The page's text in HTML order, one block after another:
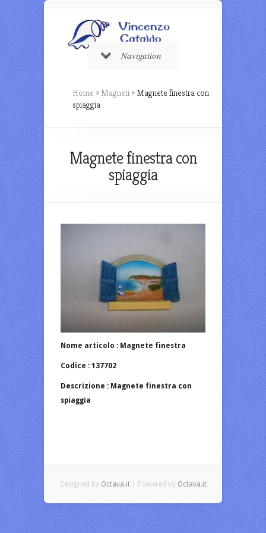
Navigation
Home » Magneti » Magnete finestra con
spiaggia
Magnete finestra con
spiaggia
Nome articolo : Magnete finestra
Codice : 137702
Descrizione : Magnete finestra con
spiaggia
Designed by Octava.it| Powered by Octava.it